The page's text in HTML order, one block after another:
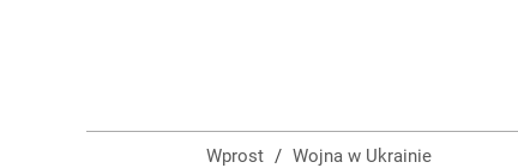
Wprost / Wojna w Ukrainie